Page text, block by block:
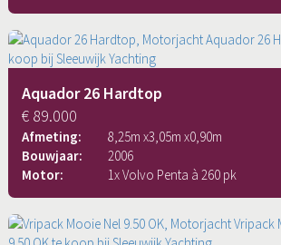
Aquador 26 Hardtop
€ 89.000
Afmeting: 8,25m x3,05m x0,90m
Bouwjaar:
2006
Motor:
1x Volvo Penta à 260 pk